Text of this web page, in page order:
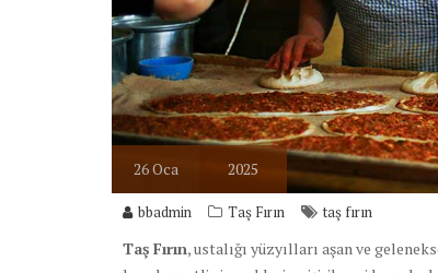
26Oca 2025
bbadmin Taş Fırın taş fırın
Taş Fırın, ustalığı yüzyılları aşan ve